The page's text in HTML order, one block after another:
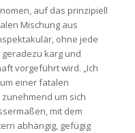
auf das prinzipiell
Mischung aus
ohne jede
karg und
vorgeführt wird. „Ich
einer fatalen
um sich
mit dem
abhängig, gefügig